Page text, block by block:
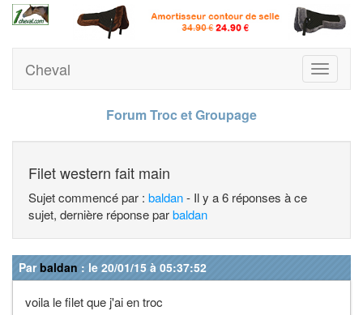
Toggle
Cheval
Forum Troc et Groupage
Filet western fait main
Sujet commencé par : baldan- Il y a 6 réponses à ce
sujet, dernière réponse parbaldan
Parbaldan : le 20/01/15 à 05:37:52
voila le filet que j'ai en troc